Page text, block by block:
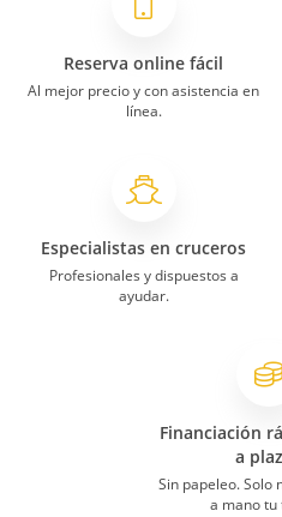
Reserva online fácil
Al mejor precio y con asistencia en
línea.
Especialistas en cruceros
Profesionales y dispuestos a
ayudar.
Financiación
a
Sin papeleo. Solo
a mano tu